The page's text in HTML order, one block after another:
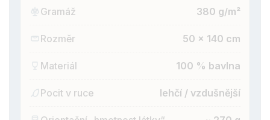
Gramáž 380 g/m²
Rozměr 50 × 140 cm
Materiál 100 % bavlna
Pocit v ruce lehčí / vzdušnější